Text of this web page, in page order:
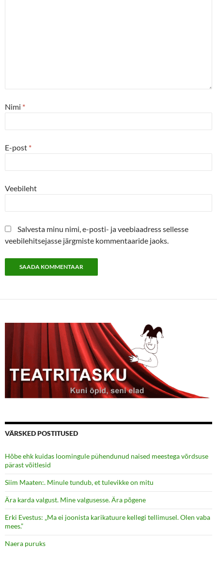
Nimi *
E-post *
Veebileht
Salvesta minu nimi, e-posti- ja veebiaadress sellesse
veebilehitsejasse järgmiste kommentaaride jaoks.
VÄRSKED POSTITUSED
Hõbe ehk kuidas loomingule pühendunud naised meestega võrdsuse
pärast võitlesid
Siim Maaten:. Minule tundub, et tulevikke on mitu
Ära karda valgust. Mine valgusesse. Ära põgene
Erki Evestus: „Ma ei joonista karikatuure kellegi tellimusel. Olen vaba
mees.”
Naera puruks